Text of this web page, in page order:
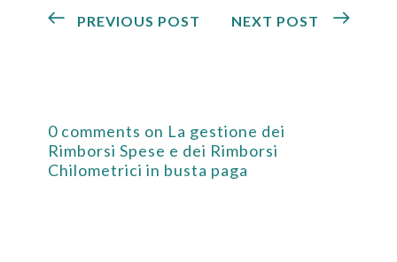
PREVIOUS POST NEXT POST
0 comments on La gestione dei
Rimborsi Spese e dei Rimborsi
Chilometrici in busta paga